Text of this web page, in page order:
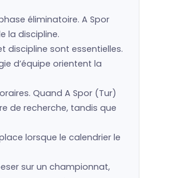
éliminatoire. A Spor
la discipline.
discipline sont essentielles.
d’équipe orientent la
Quand A Spor (Tur)
de recherche, tandis que
lorsque le calendrier le
sur un championnat,